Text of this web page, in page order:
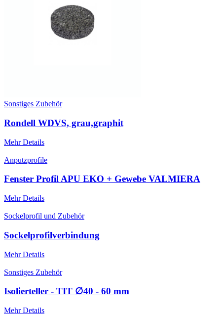
Sonstiges Zubehör
Rondell WDVS, grau,graphit
Mehr Details
Anputzprofile
Fenster Profil APU EKO + Gewebe VALMIERA
Mehr Details
Sockelprofil und Zubehör
Sockelprofilverbindung
Mehr Details
Sonstiges Zubehör
Isolierteller - TIT ∅40 - 60 mm
Mehr Details